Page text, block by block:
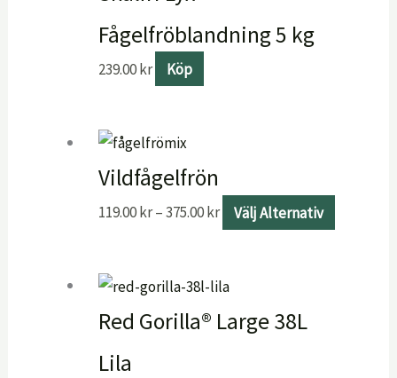
Fågelfröblandning 5 kg
239.00kr Köp
Vildfågelfrön
119.00kr–375.00kr Välj Alternativ
Red Gorilla® Large 38L
Lila